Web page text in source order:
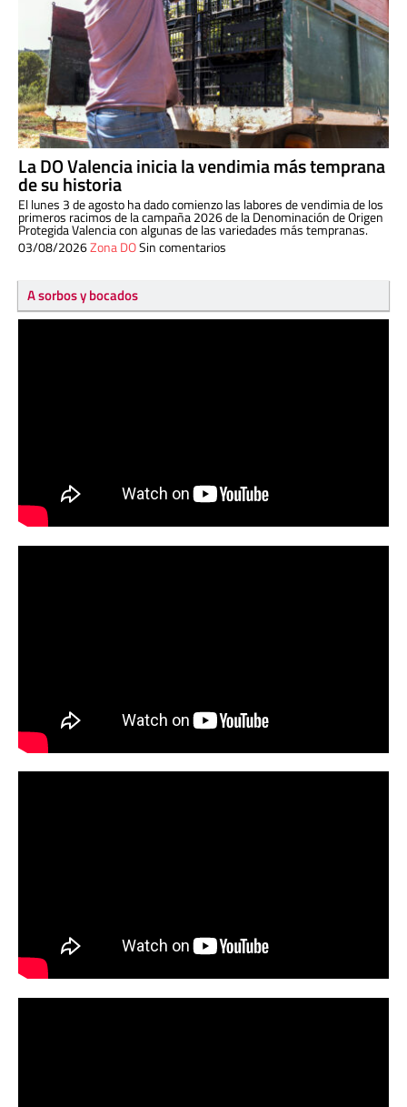
La DO Valencia inicia la vendimia más temprana
de su historia
El lunes 3 de agosto ha dado comienzo las labores de vendimia de los
primeros racimos de la campaña 2026 de la Denominación de Origen
Protegida Valencia con algunas de las variedades más tempranas.
03/08/2026Zona DOSin comentarios
A sorbos y bocados